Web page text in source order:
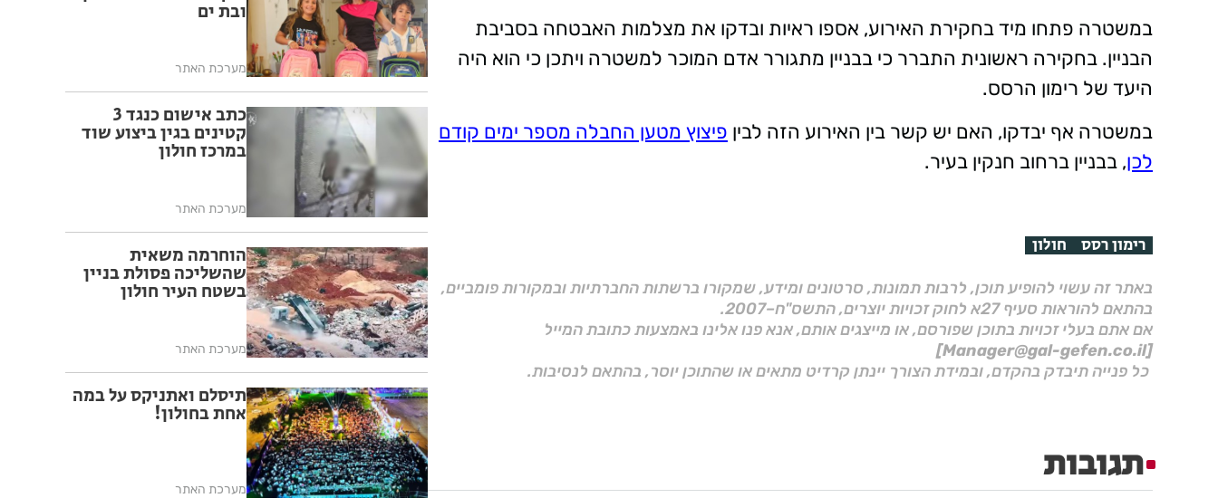
במשטרה פתחו מיד בחקירת האירוע, אספו ראיות ובדקו את מצלמות האבטחה בסביבת
הבניין. בחקירה ראשונית התברר כי בבניין מתגורר אדם המוכר למשטרה ויתכן כי הוא היה
היעד של רימון הרסס.
במשטרה אף יבדקו, האם יש קשר בין האירוע הזה לבין פיצוץ מטען החבלה מספר ימים קודם
לכן, בבניין ברחוב חנקין בעיר.
רימון רסס חולון
באתר זה עשוי להופיע תוכן, לרבות תמונות, סרטונים ומידע, שמקורו ברשתות החברתיות ובמקורות פומביים,
בהתאם להוראות סעיף 27א לחוק זכויות יוצרים, התשס"ח–2007.
אם אתם בעלי זכויות בתוכן שפורסם, או מייצגים אותם, אנא פנו אלינו באמצעות כתובת המייל
[Manager@gal-gefen.co.il]
כל פנייה תיבדק בהקדם, ובמידת הצורך יינתן קרדיט מתאים או שהתוכן יוסר, בהתאם לנסיבות.
תגובות
ובת ים
מערכת האתר
כתב אישום כנגד 3
קטינים בגין ביצוע שוד
במרכז חולון
מערכת האתר
הוחרמה משאית
שהשליכה פסולת בניין
בשטח העיר חולון
מערכת האתר
תיסלם ואתניקס על במה
אחת בחולון!
מערכת האתר